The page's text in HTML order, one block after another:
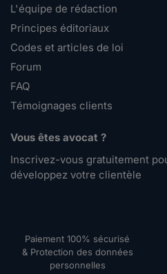
L'équipe de rédaction
Principes éditoriaux
Codes et articles de loi
Forum
FAQ
Témoignages clients
Vous êtes avocat ?
Inscrivez-vous gratuitement
développez votre clientèle
Paiement 100% sécurisé
& Protection des données
personnelles